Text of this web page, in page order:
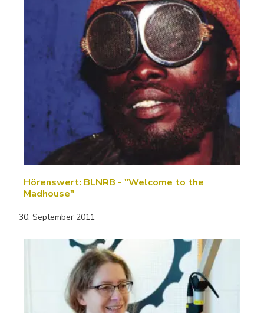
Hörenswert: BLNRB - "Welcome to the
Madhouse"
30. September 2011